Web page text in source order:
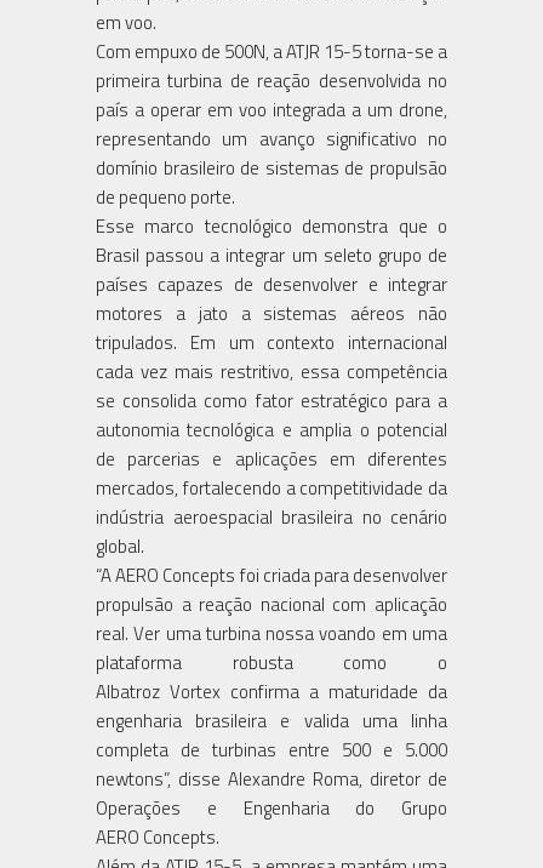
em voo.
Com empuxo de 500N, a ATJR 15-5 torna-se a
primeira turbina de reação desenvolvida no
país a operar em voo integrada a um drone,
representando um avanço significativo no
domínio brasileiro de sistemas de propulsão
de pequeno porte.
Esse marco tecnológico demonstra que o
Brasil passou a integrar um seleto grupo de
países capazes de desenvolver e integrar
motores a jato a sistemas aéreos não
tripulados. Em um contexto internacional
cada vez mais restritivo, essa competência
se consolida como fator estratégico para a
autonomia tecnológica e amplia o potencial
de parcerias e aplicações em diferentes
mercados, fortalecendo a competitividade da
indústria aeroespacial brasileira no cenário
global.
“A AERO Concepts foi criada para desenvolver
propulsão a reação nacional com aplicação
real. Ver uma turbina nossa voando em uma
plataforma robusta como o
Albatroz Vortex confirma a maturidade da
engenharia brasileira e valida uma linha
completa de turbinas entre 500 e 5.000
newtons”, disse Alexandre Roma, diretor de
Operações e Engenharia do Grupo
AERO Concepts.